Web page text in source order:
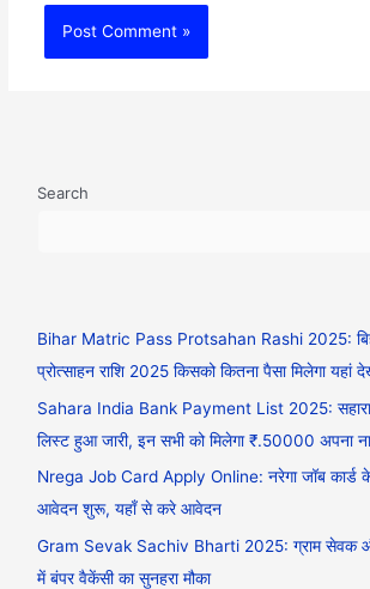
Search
Bihar Matric Pass Protsahan Rashi 2025:
प्रोत्साहन राशि 2025 किसको कितना पैसा मिलेगा यहां
Sahara India Bank Payment List 2025: सहारा
लिस्ट हुआ जारी, इन सभी को मिलेगा ₹.50000 अपना
Nrega Job Card Apply Online: नरेगा जॉब कार्ड
आवेदन शुरू, यहाँ से करे आवेदन
Gram Sevak Sachiv Bharti 2025: ग्राम सेवक
में बंपर वैकेंसी का सुनहरा मौका